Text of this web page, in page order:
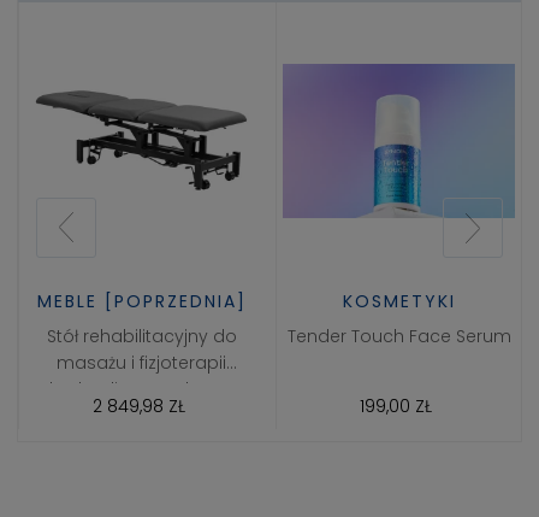
MEBLE [POPRZEDNIA]
Stół rehabilitacyjny do
masażu i fizjoterapii
hydrauliczny Balance
Solidum 3 Szary
2 849,98 ZŁ
KOSMETYKI
Tender Touch Face Serum
199,00 ZŁ